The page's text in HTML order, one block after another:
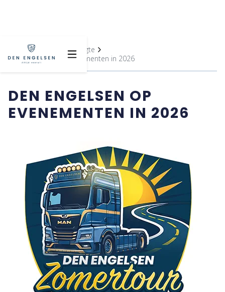
Home
Blijf op de hoogte
Den Engelsen op evenementen in 2026
DEN ENGELSEN OP
EVENEMENTEN IN 2026